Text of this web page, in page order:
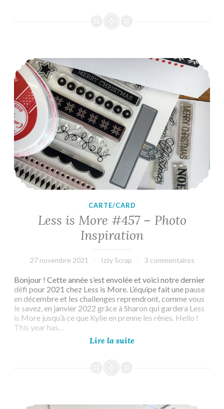
Month
–
Less is More #457 – Photo Inspiration
CARTE/CARD
Less is More #457 – Photo
Inspiration
27 novembre 2021 Izzy Scrap 3 commentaires
Bonjour ! Cette année s’est envolée et voici notre dernier
défi pour 2021 chez Less is More. L’équipe fait une pause
en décembre et les challenges reprendront, comme vous
le savez, en janvier 2022 grâce à Sharon qui gardera Less
is More jusqu’à ce que Kylie en prenne les rênes. Hello !
This year has…
Lire la suite
#457
Less is More #455 – Winter Whites